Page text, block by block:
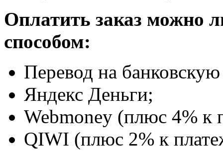
Оплатить заказ можно
способом:
Перевод на
Яндекс Деньги;
Webmoney (плюс 4% к
QIWI (плюс 2% к